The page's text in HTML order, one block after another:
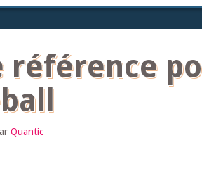
référence
Quantic